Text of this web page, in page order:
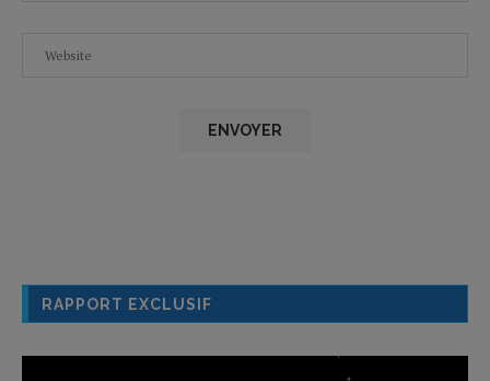
RAPPORT EXCLUSIF